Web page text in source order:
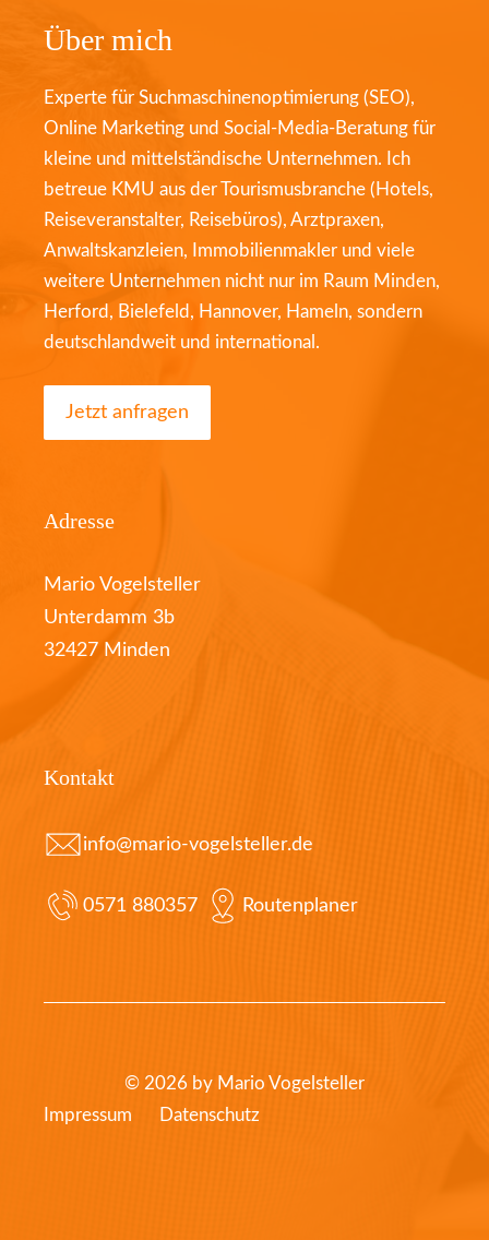
Über mich
Experte für Suchmaschinenoptimierung (SEO),
Online Marketing und Social-Media-Beratung für
kleine und mittelständische Unternehmen. Ich
betreue KMU aus der Tourismusbranche (Hotels,
Reiseveranstalter, Reisebüros), Arztpraxen,
Anwaltskanzleien, Immobilienmakler und viele
weitere Unternehmen nicht nur im Raum Minden,
Herford, Bielefeld, Hannover, Hameln, sondern
deutschlandweit und international.
Jetzt anfragen
Adresse
Mario Vogelsteller
Unterdamm 3b
32427 Minden
Kontakt
info@mario-vogelsteller.de
0571 880357 Routenplaner
© 2026 by Mario Vogelsteller
Impressum
Datenschutz